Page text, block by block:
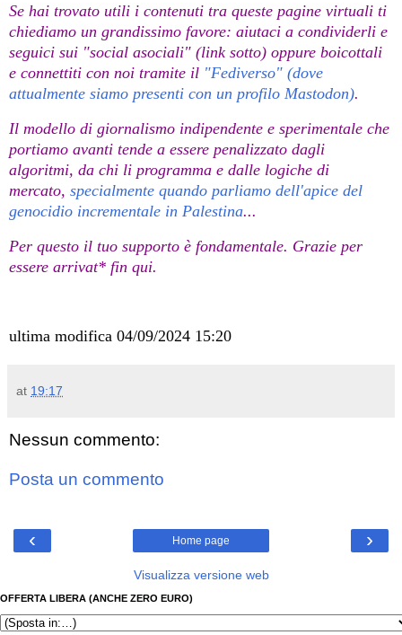
Se hai trovato utili i contenuti tra queste pagine virtuali ti
chiediamo un grandissimo favore: aiutaci a condividerli e
seguici sui "social asociali" (link sotto) oppure boicottali
e connettiti con noi tramite il "Fediverso" (dove
attualmente siamo presenti con un profilo Mastodon).
Il modello di giornalismo indipendente e sperimentale che
portiamo avanti tende a essere penalizzato dagli
algoritmi, da chi li programma e dalle logiche di
mercato, specialmente quando parliamo dell'apice del
genocidio incrementale in Palestina...
Per questo il tuo supporto è fondamentale. Grazie per
essere arrivat* fin qui.
ultima modifica 04/09/2024 15:20
at 19:17
Nessun commento:
Posta un commento
‹ ›
Home page
Visualizza versione web
OFFERTA LIBERA (ANCHE ZERO EURO)